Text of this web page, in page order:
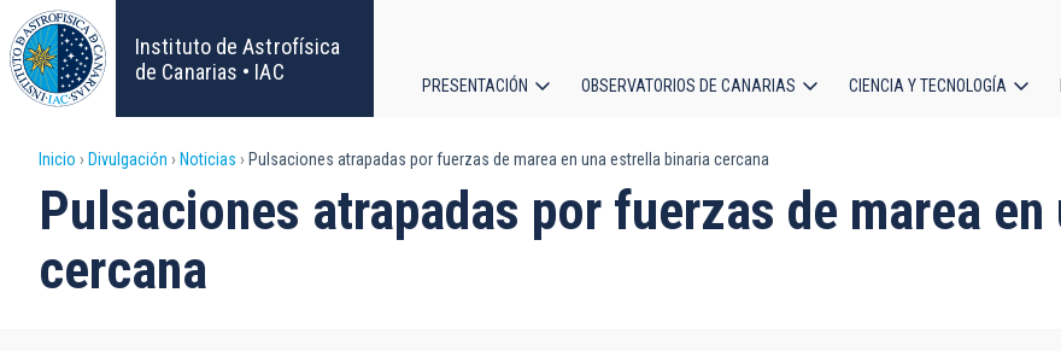
Pasar
al
contenido
principal
Instituto de Astrofísica
de Canarias • IAC
principal
PRESENTACIÓN OBSERVATORIOS DE CANARIAS CIENCIA Y TECNOLOGÍA
Sobrescribir
enlaces
de
Inicio Divulgación Noticias Pulsaciones atrapadas por fuerzas de marea en una estrella binaria cercana
Pulsaciones atrapadas por fuerzas de marea
cercana